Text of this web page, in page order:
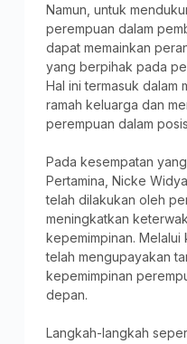
Namun, untuk
perempuan dalam
dapat memainkan
yang berpihak pada
Hal ini termasuk dalam
ramah keluarga dan
perempuan dalam
Pada kesempatan
Pertamina, Nicke
telah dilakukan oleh
meningkatkan
kepemimpinan. Melalui
telah mengupayakan
kepemimpinan
depan.
Langkah-langkah